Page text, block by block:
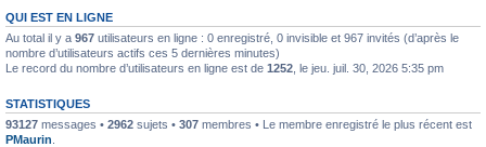
QUI EST EN LIGNE
Au total il y a 967 utilisateurs en ligne : 0 enregistré, 0 invisible et 967 invités (d’après le
nombre d’utilisateurs actifs ces 5 dernières minutes)
Le record du nombre d’utilisateurs en ligne est de 1252 , le jeu. juil. 30, 2026 5:35 pm
STATISTIQUES
93127 messages • 2962 sujets • 307 membres • Le membre enregistré le plus récent est
PMaurin